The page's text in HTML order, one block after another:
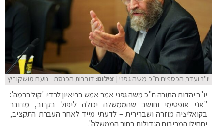
יו"ר ועדת הכספים ח״כ משה גפני| צילום:דוברות הכנסת - נועם מושקוביץ
יו"ר יהדות התורה ח"כ משה גפני אמר אמש בריאיון לרדיו 'קול ברמה':
"אני אופטימי וחושב שהממשלה יכולה ליפול בקרוב, מדובר
בקואליציה מוזרה ושברירית – לדעתי מייד לאחר העברת התקציב,
יתחילו המריבות הגדולות בתוך הממשלה".